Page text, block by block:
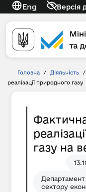
Eng Версія
Головна / Діяльність /
реалізації природного газу
газу на
Департамент
сектору